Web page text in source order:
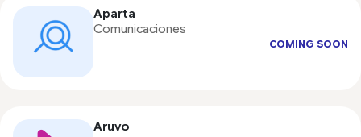
Aparta
Comunicaciones
COMING SOON
Aruvo